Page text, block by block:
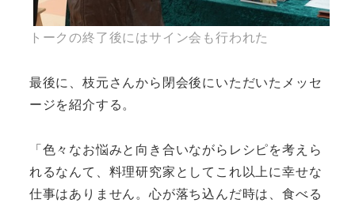
トークの終了後にはサイン会も行われた
最後に、枝元さんから閉会後にいただいたメッセ
ージを紹介する。
「色々なお悩みと向き合いながらレシピを考えら
れるなんて、料理研究家としてこれ以上に幸せな
仕事はありません。心が落ち込んだ時は、食べる